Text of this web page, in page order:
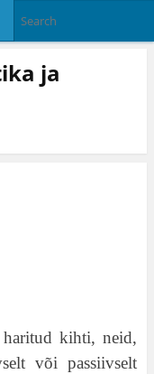
ja
haritud kihti, neid,
või passiivselt